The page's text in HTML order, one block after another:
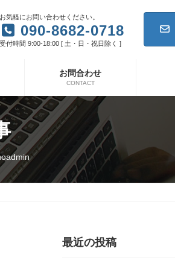
お気軽にお問い合わせください。
090-8682-0718
受付時間 9:00-18:00 [ 土・日・祝日除く ]
お問合わせ
CONTACT
最近の投稿